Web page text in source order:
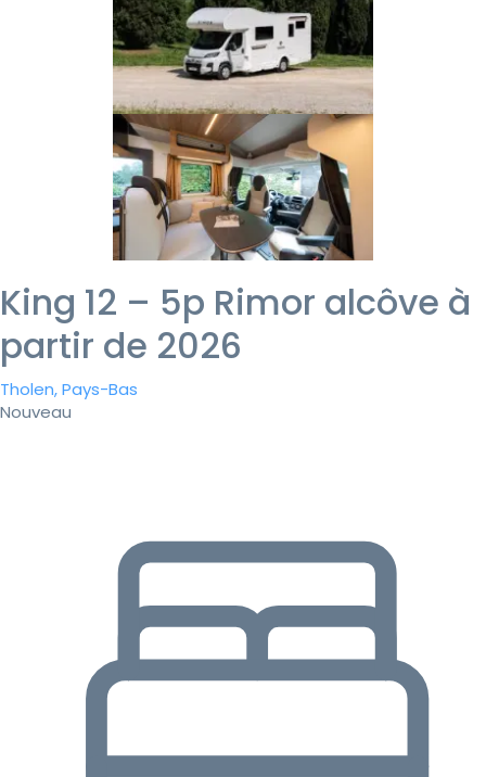
King 12 – 5p Rimor alcôve à
partir de 2026
Tholen, Pays-Bas
Nouveau